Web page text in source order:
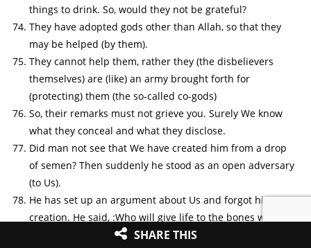
things to drink. So, would they not be grateful?
They have adopted gods other than Allah, so that they
may be helped (by them).
They cannot help them, rather they (the disbelievers
themselves) are (like) an army brought forth for
(protecting) them (the so-called co-gods)
So, their remarks must not grieve you. Surely We know
what they conceal and what they disclose.
Did man not see that We have created him from a drop
of semen? Then suddenly he stood as an open adversary
(to Us).
He has set up an argument about Us and forgot his
creation. He said, :Who will give life to the bones when
SHARE THIS